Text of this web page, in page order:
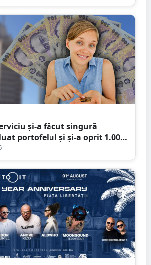
și-a făcut singură
portofelul și și-a oprit 1.000
mi se cuvin, sunt pentru